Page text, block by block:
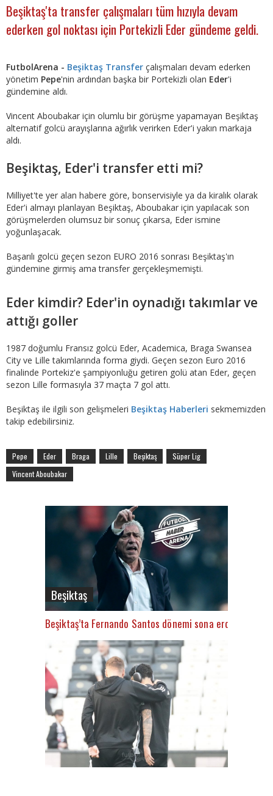
Beşiktaş'ta transfer çalışmaları tüm hızıyla devam
ederken gol noktası için Portekizli Eder gündeme geldi.
FutbolArena - Beşiktaş Transfer çalışmaları devam ederken
yönetim Pepe'nin ardından başka bir Portekizli olan Eder'i
gündemine aldı.
Vincent Aboubakar için olumlu bir görüşme yapamayan Beşiktaş
alternatif golcü arayışlarına ağırlık verirken Eder'i yakın markaja
aldı.
Beşiktaş, Eder'i transfer etti mi?
Milliyet'te yer alan habere göre, bonservisiyle ya da kiralık olarak
Eder'i almayı planlayan Beşiktaş, Aboubakar için yapılacak son
görüşmelerden olumsuz bir sonuç çıkarsa, Eder ismine
yoğunlaşacak.
Başarılı golcü geçen sezon EURO 2016 sonrası Beşiktaş'ın
gündemine girmiş ama transfer gerçekleşmemişti.
Eder kimdir? Eder'in oynadığı takımlar ve
attığı goller
1987 doğumlu Fransız golcü Eder, Academica, Braga Swansea
City ve Lille takımlarında forma giydi. Geçen sezon Euro 2016
finalinde Portekiz'e şampiyonluğu getiren golü atan Eder, geçen
sezon Lille formasıyla 37 maçta 7 gol attı.
Beşiktaş ile ilgili son gelişmeleri Beşiktaş Haberleri sekmemizden
takip edebilirsiniz.
Pepe Eder Braga Lille Beşiktaş
Süper Lig
Vincent Aboubakar
Beşiktaş
Beşiktaş’ta Fernando Santos dönemi sona erdi